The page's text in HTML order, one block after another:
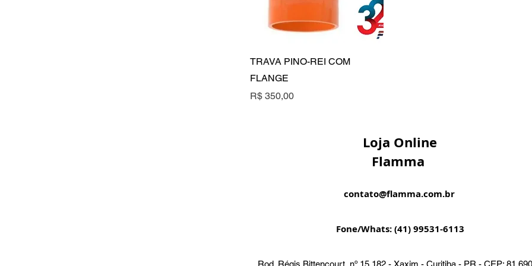
Visualização rápida
TRAVA PINO-REI COM
FLANGE
Preço
R$ 350,00
Loja Online
Flamma
contato@flamma.com.br
Fone/Whats: (41) 99531-6113
Rod. Régis Bittencourt, nº 15.182 - Xaxim - Curitiba - PR - CEP: